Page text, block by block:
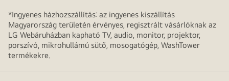
*Ingyenes házhozszállítás: az ingyenes kiszállítás
Magyarország területén érvényes, regisztrált vásárlóknak az
LG Webáruházban kapható TV, audio, monitor, projektor,
porszívó, mikrohullámú sütő, mosogatógép, WashTower
termékekre.